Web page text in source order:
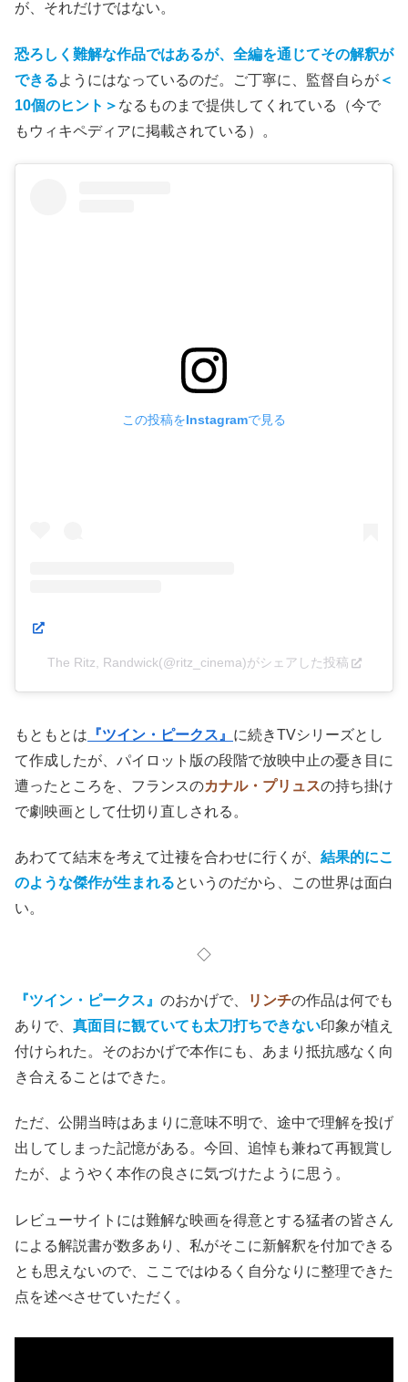
が、それだけではない。
恐ろしく難解な作品ではあるが、全編を通じてその解釈が
できるようにはなっているのだ。ご丁寧に、監督自らが ＜
10個のヒント＞ なるものまで提供してくれている（今で
もウィキペディアに掲載されている）。
この投稿をInstagramで見る
The Ritz, Randwick(@ritz_cinema)がシェアした投稿
もともとは 『ツイン・ピークス』 に続きTVシリーズとし
て作成したが、パイロット版の段階で放映中止の憂き目に
遭ったところを、フランスのカナル・プリュスの持ち掛け
で劇映画として仕切り直しされる。
あわてて結末を考えて辻褄を合わせに行くが、 結果的にこ
のような傑作が生まれるというのだから、この世界は面白
い。
◇
『ツイン・ピークス』 のおかげで、 リンチの作品は何でも
ありで、 真面目に観ていても太刀打ちできない印象が植え
付けられた。そのおかげで本作にも、あまり抵抗感なく向
き合えることはできた。
ただ、公開当時はあまりに意味不明で、途中で理解を投げ
出してしまった記憶がある。今回、追悼も兼ねて再観賞し
たが、ようやく本作の良さに気づけたように思う。
レビューサイトには難解な映画を得意とする猛者の皆さん
による解説書が数多あり、私がそこに新解釈を付加できる
とも思えないので、ここではゆるく自分なりに整理できた
点を述べさせていただく。